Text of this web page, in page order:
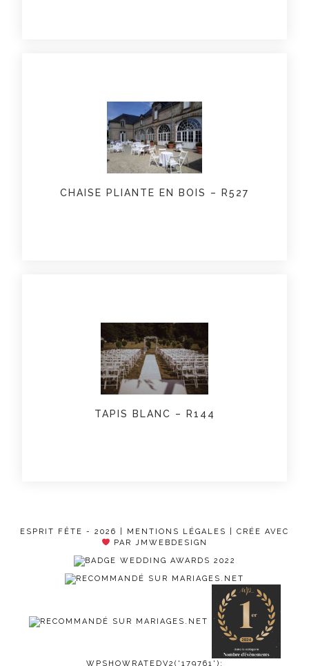
CHAISE PLIANTE EN BOIS – R527
TAPIS BLANC – R144
ESPRIT FÊTE - 2026 | MENTIONS LÉGALES
| CRÉE AVEC
PAR JMWEBDESIGN
WPSHOWRATEDV2('179761');